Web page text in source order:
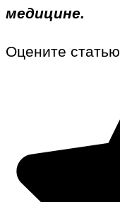
медицине.
Оцените статью